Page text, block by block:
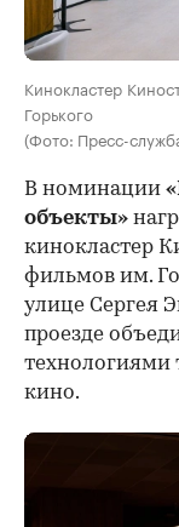
Кинокластер
Горького
(Фото: Пресс-
В номинации
объекты»
кинокластер
фильмов им.
улице Сергея
проезде
технологиями
кино.